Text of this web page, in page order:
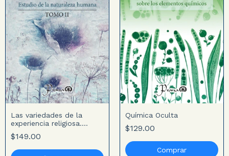
Las variedades de la
experiencia religiosa.
Tomo 2
$149.00
Química Oculta
$129.00